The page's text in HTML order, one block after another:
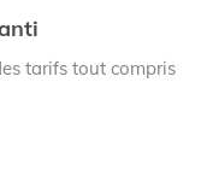
tarifs tout compris